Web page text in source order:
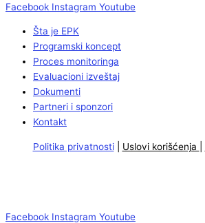
Facebook Instagram Youtube
Šta je EPK
Programski koncept
Proces monitoringa
Evaluacioni izveštaj
Dokumenti
Partneri i sponzori
Kontakt
Politika privatnosti| Uslovi korišćenja
Facebook Instagram Youtube